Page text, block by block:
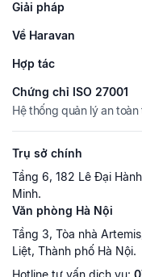
Giải pháp
Về Haravan
Hợp tác
Chứng chỉ ISO 27001
Hệ thống quản lý an
Trụ sở chính
Tầng 6, 182 Lê Đại
Minh.
Văn phòng Hà Nội
Tầng 3, Tòa nhà
Liệt, Thành phố Hà Nội.